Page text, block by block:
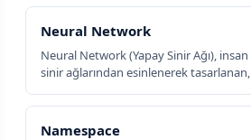
Neural Network
Neural Network (Yapay Sinir Ağı),
sinir ağlarından esinlenerek tasarlanan,
Namespace